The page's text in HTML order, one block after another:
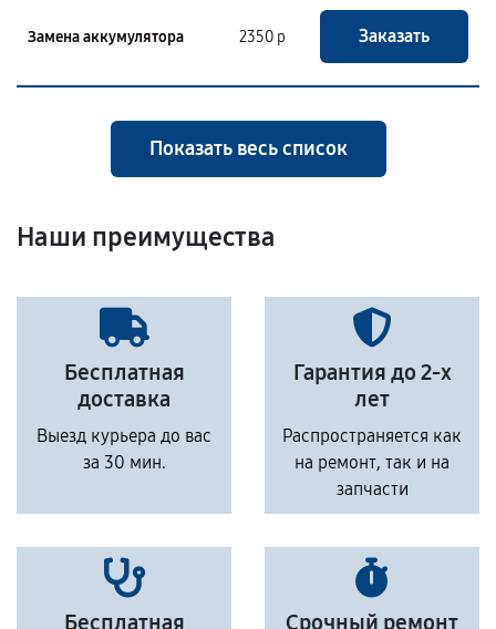
Замена аккумулятора 2350 р Заказать
Показать весь список
Наши преимущества
Бесплатная
доставка
Выезд курьера до вас
за 30 мин.
Гарантия до 2-х
лет
Распространяется как
на ремонт, так и на
запчасти
Бесплатная Срочный ремонт